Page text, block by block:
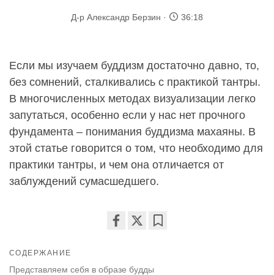
Д-р Александр Берзин 36:18
Если мы изучаем буддизм достаточно давно, то,
без сомнений, сталкивались с практикой тантры.
В многочисленных методах визуализации легко
запутаться, особенно если у нас нет прочного
фундамента – понимания буддизма махаяны. В
этой статье говорится о том, что необходимо для
практики тантры, и чем она отличается от
заблуждений сумасшедшего.
facebook
СОДЕРЖАНИЕ
Представляем себя в образе будды